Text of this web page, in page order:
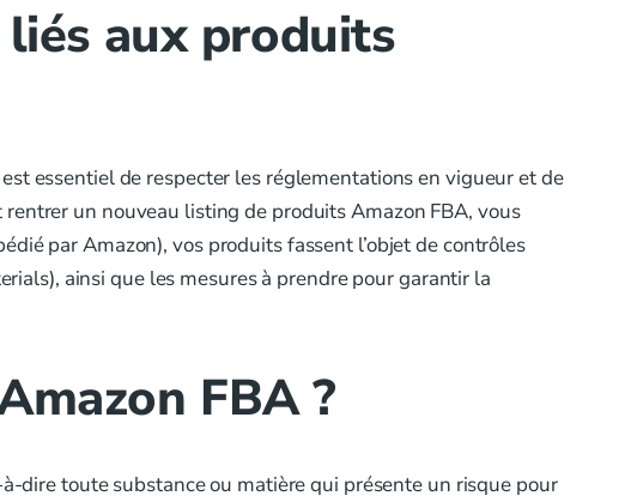
aux produits
essentiel de respecter les réglementations en vigueur et de
un nouveau listing de produits Amazon FBA, vous
par Amazon), vos produits fassent l’objet de contrôles
ainsi que les mesures à prendre pour garantir la
FBA ?
dire toute substance ou matière qui présente un risque pour